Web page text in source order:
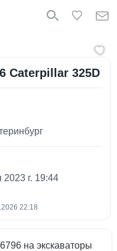
Caterpillar 325D
г. 19:44
22:18
на экскаваторы